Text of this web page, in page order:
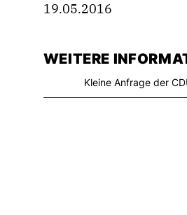
19.05.2016
WEITERE
Kleine Anfrage der